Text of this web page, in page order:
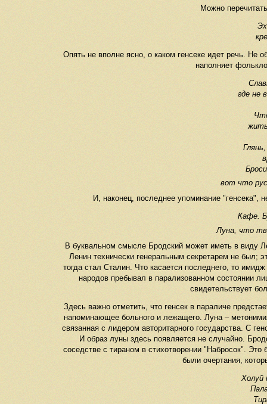
Можно
Опять не вполне ясно, о каком генсеке идет речь. Не
наполняет
где не
вот что
И, наконец, последнее упоминание "генсека",
Кафе.
Луна, что
В буквальном смысле Бродский может иметь в виду
Ленин технически генеральным секретарем не был;
тогда стал Сталин. Что касается последнего, то
народов пребывал в парализованном состоянии
свидетельствует
Здесь важно отметить, что генсек в параличе
напоминающее больного и лежащего. Луна –
связанная с лидером авторитарного государства. С
И образ луны здесь появляется не случайно.
соседстве с тираном в стихотворении "Набросок".
были очертания,
Холуй